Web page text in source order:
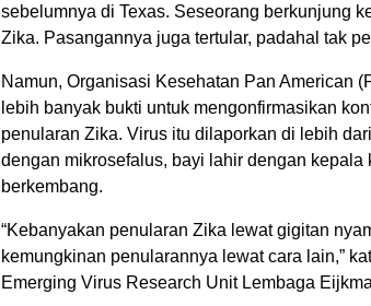
sebelumnya di Texas. Seseorang berkunjung
Zika. Pasangannya juga tertular, padahal tak
Namun, Organisasi Kesehatan Pan American
lebih banyak bukti untuk mengonfirmasikan
penularan Zika. Virus itu dilaporkan di lebih
dengan mikrosefalus, bayi lahir dengan kepala
berkembang.
“Kebanyakan penularan Zika lewat gigitan
kemungkinan penularannya lewat cara lain,”
Emerging Virus Research Unit Lembaga